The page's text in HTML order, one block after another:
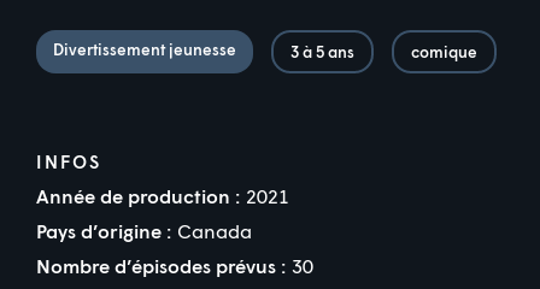
Divertissement jeunesse 3 à 5 ans comique
INFOS
Année de production : 2021
Pays d’origine : Canada
Nombre d’épisodes prévus : 30